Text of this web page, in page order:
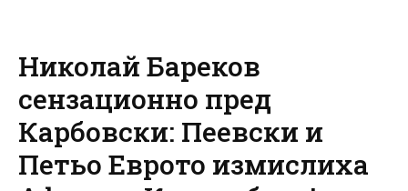
Николай Бареков
сензационно пред
Карбовски: Пеевски и
Петьо Еврото измислиха